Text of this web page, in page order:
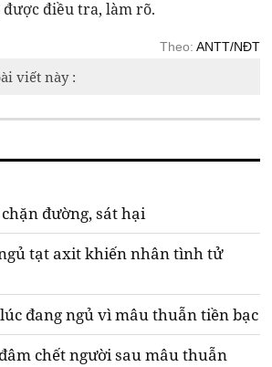
điều tra, làm rõ.
Theo: ANTT/NĐT
viết này :
đường, sát hại
tạt axit khiến nhân tình tử
đang ngủ vì mâu thuẫn tiền bạc
chết người sau mâu thuẫn